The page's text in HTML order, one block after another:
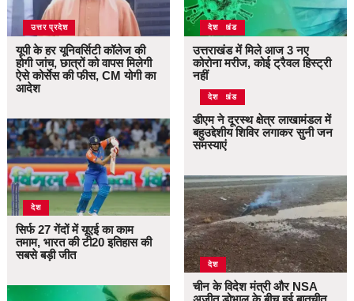
उत्तर प्रदेश
यूपी के हर यूनिवर्सिटी कॉलेज की
होगी जांच, छात्रों को वापस मिलेगी
ऐसे कोर्सेस की फीस, CM योगी का
आदेश
देश
सिर्फ 27 गेंदों में यूएई का काम
तमाम, भारत की टी20 इतिहास की
सबसे बड़ी जीत
उत्तराखंड
देश
उत्तराखंड में मिले आज 3 नए
कोरोना मरीज, कोई ट्रैवल हिस्ट्री
नहीं
उत्तराखंड
देश
डीएम ने दूरस्थ क्षेत्र लाखामंडल में
बहुउद्देशीय शिविर लगाकर सुनी जन
समस्याएं
देश
चीन के विदेश मंत्री और NSA